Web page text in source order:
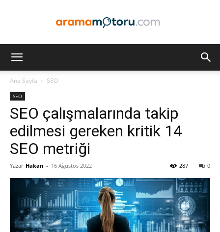
ve
Ana Sayfa SEO
SEO
SEO çalışmalarında takip
edilmesi gereken kritik 14
SEO metriği
Yazar Hakan - 16 Ağustos 2022 0
287